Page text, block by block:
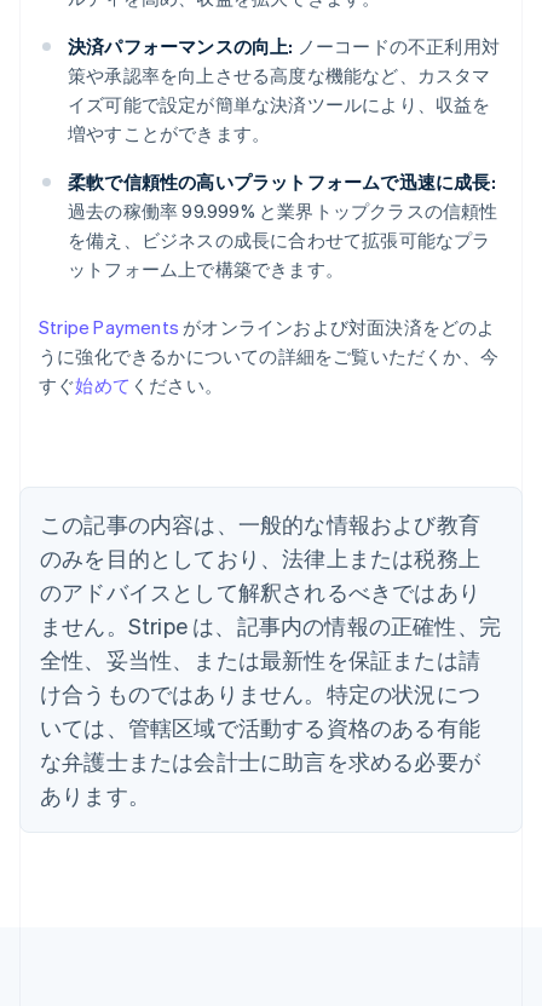
決済パフォーマンスの向上: ノーコードの不正利用対
策や承認率を向上させる高度な機能など、カスタマ
イズ可能で設定が簡単な決済ツールにより、収益を
増やすことができます。
柔軟で信頼性の高いプラットフォームで迅速に成長:
過去の稼働率 99.999% と業界トップクラスの信頼性
を備え、ビジネスの成長に合わせて拡張可能なプラ
ットフォーム上で構築できます。
Stripe Payments がオンラインおよび対面決済をどのよ
うに強化できるかについての詳細をご覧いただくか、今
すぐ始めて ください。
この記事の内容は、一般的な情報および教育
のみを目的としており、法律上または税務上
のアドバイスとして解釈されるべきではあり
ません。Stripe は、記事内の情報の正確性、完
全性、妥当性、または最新性を保証または請
け合うものではありません。特定の状況につ
いては、管轄区域で活動する資格のある有能
な弁護士または会計士に助言を求める必要が
あります。
アイルランド
English
English
イギリス
English
イタリア
ItalianoEnglish
インド
English
エストニア
English
オーストラリア
English
オーストリア
オランダ
NederlandsEnglish